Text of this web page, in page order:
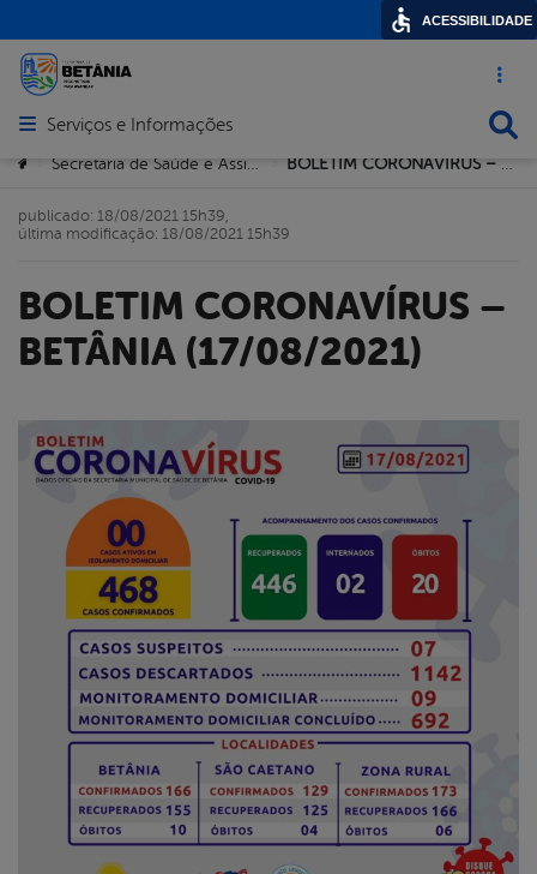
Acesso
Abrir menu principal de navegação
Serviços e Informações
Você está aqui:
> >
BOLETIM CORONAVÍRUS –
BETÂNIA (17/08/2021)
publicado: 18/08/2021 15h39,
última modificação: 18/08/2021 15h39
ACESSIBILIDADE